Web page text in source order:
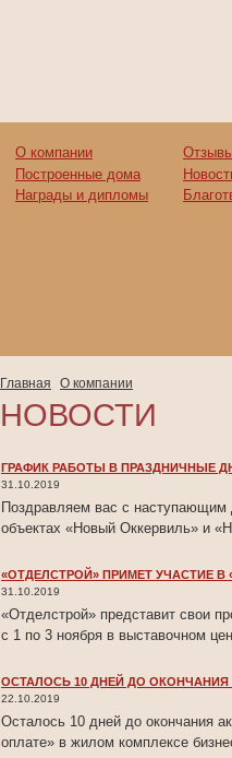
О компании
Построенные дома
Награды и дипломы
Главная О компании
НОВОСТИ
ГРАФИК РАБОТЫ В ПРАЗДНИЧНЫЕ
31.10.2019
Поздравляем вас с наступающим
объектах «Новый Оккервиль» и
«ОТДЕЛСТРОЙ» ПРИМЕТ УЧАСТИЕ
31.10.2019
«Отделстрой» представит свои
с 1 по 3 ноября в выставочном
ОСТАЛОСЬ 10 ДНЕЙ ДО
22.10.2019
Осталось 10 дней до окончания
оплате» в жилом комплексе